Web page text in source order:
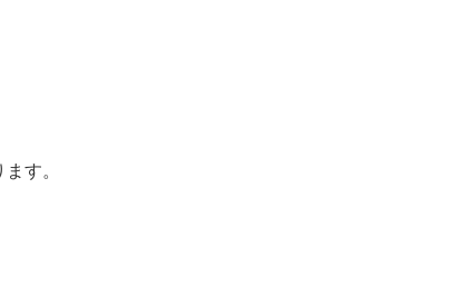
す。